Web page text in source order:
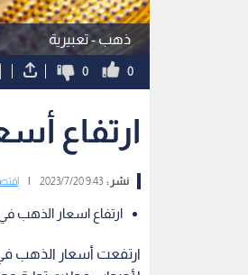
ذهب - تعبيرية
0
0
ارتفاع
نشر :9:43 2023/7/20
ارتفاع اسعار الذهب في الأردن 30 قرشا